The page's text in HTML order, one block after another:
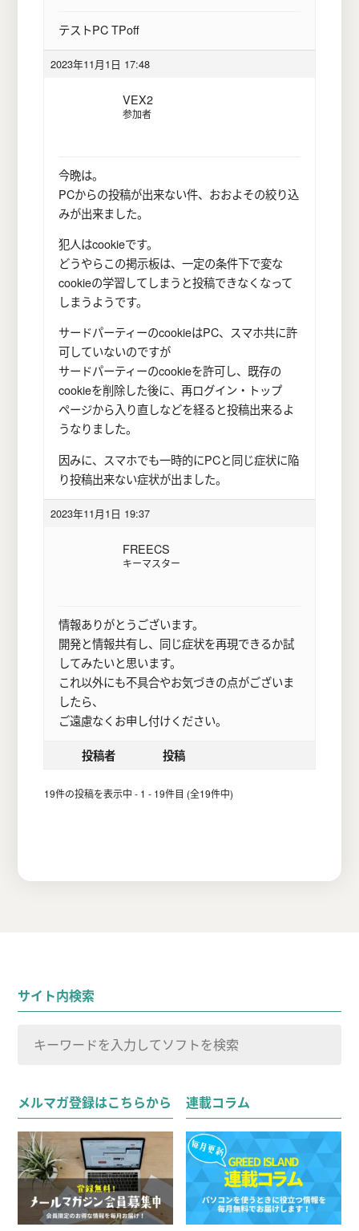
テストPC TPoff
2023年11月1日 17:48
VEX2
参加者
今晩は。
PCからの投稿が出来ない件、おおよその絞り込
みが出来ました。
犯人はcookieです。
どうやらこの掲示板は、一定の条件下で変な
cookieの学習してしまうと投稿できなくなって
しまうようです。
サードパーティーのcookieはPC、スマホ共に許
可していないのですが
サードパーティーのcookieを許可し、既存の
cookieを削除した後に、再ログイン・トップ
ページから入り直しなどを経ると投稿出来るよ
うなりました。
因みに、スマホでも一時的にPCと同じ症状に陥
り投稿出来ない症状が出ました。
2023年11月1日 19:37
FREECS
キーマスター
情報ありがとうございます。
開発と情報共有し、同じ症状を再現できるか試
してみたいと思います。
これ以外にも不具合やお気づきの点がございま
したら、
ご遠慮なくお申し付けください。
投稿者 投稿
19件の投稿を表示中 - 1 - 19件目 (全19件中)
サイト内検索
象:
メルマガ登録はこちらから
連載コラム